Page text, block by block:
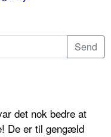
det nok bedre at
De er til gengæld